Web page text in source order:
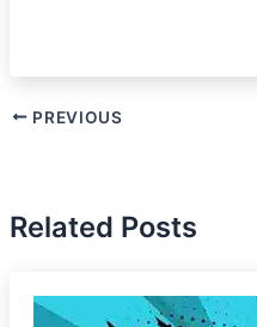
PREVIOUS
Related Posts